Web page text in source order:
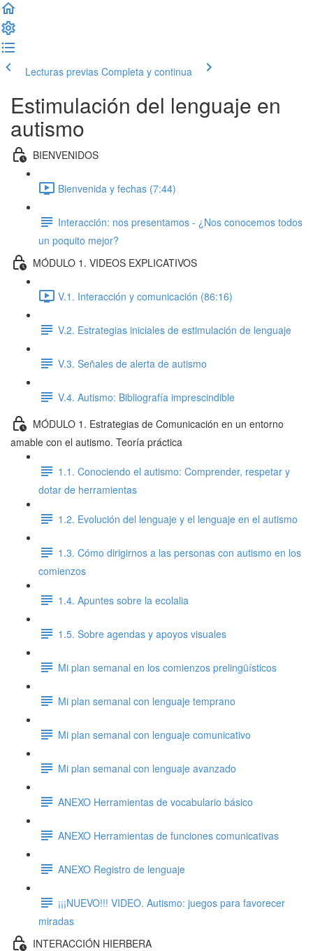
Lecturas previas Completa y continua
Estimulación del lenguaje en
autismo
BIENVENIDOS
Bienvenida y fechas (7:44)
Interacción: nos presentamos - ¿Nos conocemos todos
un poquito mejor?
MÓDULO 1. VIDEOS EXPLICATIVOS
V.1. Interacción y comunicación (86:16)
V.2. Estrategias iniciales de estimulación de lenguaje
V.3. Señales de alerta de autismo
V.4. Autismo: Bibliografía imprescindible
MÓDULO 1. Estrategias de Comunicación en un entorno
amable con el autismo. Teoría práctica
1.1. Conociendo el autismo: Comprender, respetar y
dotar de herramientas
1.2. Evolución del lenguaje y el lenguaje en el autismo
1.3. Cómo dirigirnos a las personas con autismo en los
comienzos
1.4. Apuntes sobre la ecolalia
1.5. Sobre agendas y apoyos visuales
Mi plan semanal en los comienzos prelingüísticos
Mi plan semanal con lenguaje temprano
Mi plan semanal con lenguaje comunicativo
Mi plan semanal con lenguaje avanzado
ANEXO Herramientas de vocabulario básico
ANEXO Herramientas de funciones comunicativas
ANEXO Registro de lenguaje
¡¡¡NUEVO!!! VIDEO. Autismo: juegos para favorecer
miradas
INTERACCIÓN HIERBERA